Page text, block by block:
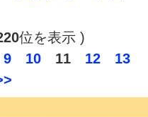
位を表示 )
9 10 11 12
13